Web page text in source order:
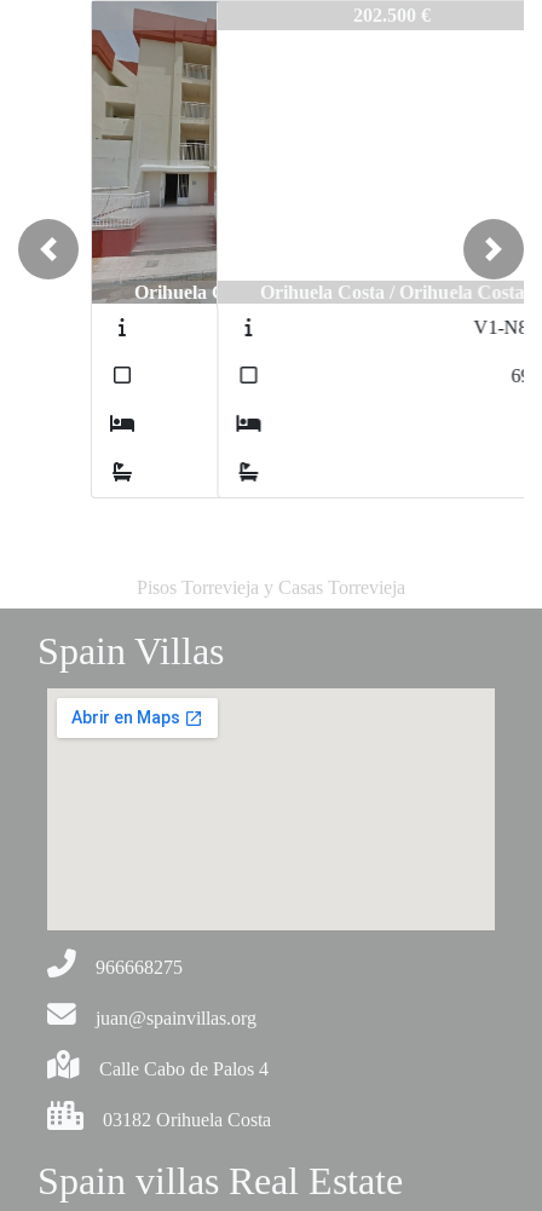
V1-N6104
Orihuela Costa / Orihuela Costa
Previous Next
Pisos Torrevieja y Casas Torrevieja
Spain Villas
966668275
juan@spainvillas.org
Calle Cabo de Palos 4
03182 Orihuela Costa
Spain villas Real Estate